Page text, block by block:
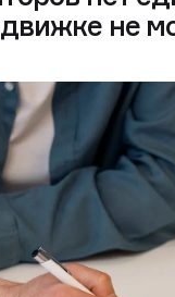
не